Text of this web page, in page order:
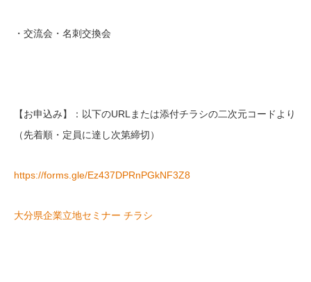
・交流会・名刺交換会
【お申込み】：以下のURLまたは添付チラシの二次元コードより
（先着順・定員に達し次第締切）
https://forms.gle/Ez437DPRnPGkNF3Z8
大分県企業立地セミナー チラシ